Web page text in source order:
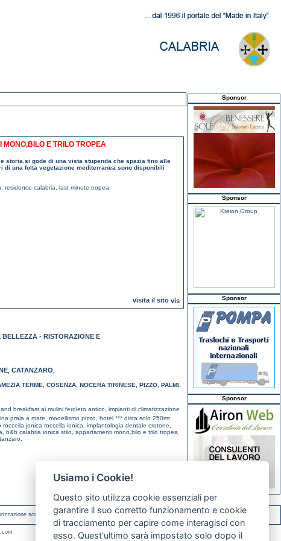
MONO,BILO E TRILO TROPEA
storia.si gode di una vista stupenda che spazia fino alle
una folta vegetazione mediterranea sono disponibili
residence calabria last minute tropea
visita il sito
BELLEZZA - RISTORAZIONE E
CATANZARO
TERME COSENZA, NOCERA TIRINESE PIZZO, PALMI,
breakfast ai mulini feroleto antico, impianti di climatizzazione
praia a mare, modellismo pizzo, hotel *** dista solo 250mt
roccella jonica roccella ionica, implantologia dentale crotone,
b&b calabria ionica stilo, appartamenti mono,bilo e trilo tropea,
Sponsor
Sponsor
Sponsor
Sponsor
scritta.
Usiamo i Cookie!
Questo sito utilizza cookie essenziali per
garantire il suo corretto funzionamento e cookie
di tracciamento per capire come interagisci con
esso. Quest'ultimo sarà impostato solo dopo il